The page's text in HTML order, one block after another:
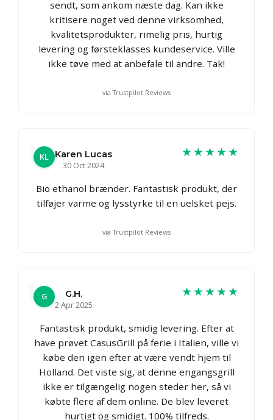
sendt, som ankom næste dag. Kan ikke
kritisere noget ved denne virksomhed,
kvalitetsprodukter, rimelig pris, hurtig
levering og førsteklasses kundeservice. Ville
ikke tøve med at anbefale til andre. Tak!
via Trustpilot Reviews
KL
Karen Lucas
30 Oct 2024
★★★★★
Bio ethanol brænder. Fantastisk produkt, der
tilføjer varme og lysstyrke til en uelsket pejs.
via Trustpilot Reviews
G
G.H.
2 Apr 2025
★★★★★
Fantastisk produkt, smidig levering. Efter at
have prøvet CasusGrill på ferie i Italien, ville vi
købe den igen efter at være vendt hjem til
Holland. Det viste sig, at denne engangsgrill
ikke er tilgængelig nogen steder her, så vi
købte flere af dem online. De blev leveret
hurtigt og smidigt. 100% tilfreds.